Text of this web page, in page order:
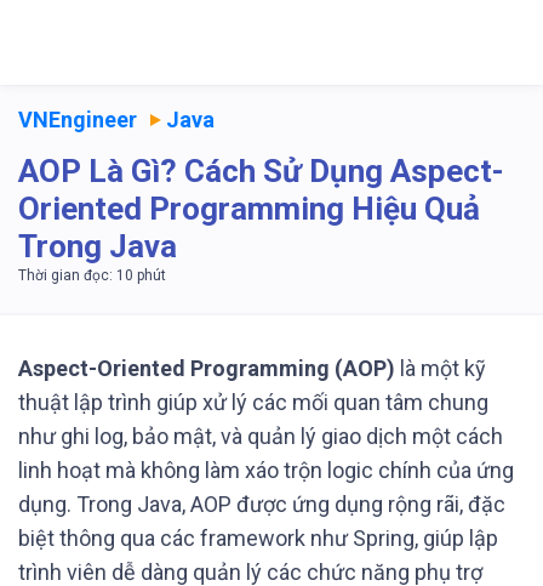
VNEngineer Java
AOP Là Gì? Cách Sử Dụng Aspect-
Oriented Programming Hiệu Quả
Trong Java
Aspect-Oriented Programming (AOP) là một kỹ
thuật lập trình giúp xử lý các mối quan tâm chung
như ghi log, bảo mật, và quản lý giao dịch một cách
linh hoạt mà không làm xáo trộn logic chính của ứng
dụng. Trong Java, AOP được ứng dụng rộng rãi, đặc
biệt thông qua các framework như Spring, giúp lập
trình viên dễ dàng quản lý các chức năng phụ trợ